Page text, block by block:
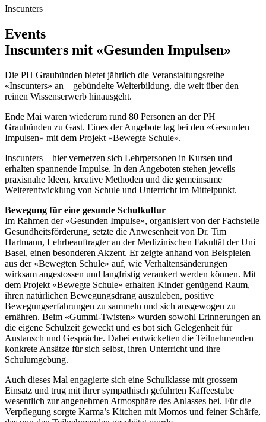
Inscunters
Events
Inscunters mit «Gesunden Impulsen»
Die PH Graubünden bietet jährlich die Veranstaltungsreihe
«Inscunters» an – gebündelte Weiterbildung, die weit über den
reinen Wissenserwerb hinausgeht.
Ende Mai waren wiederum rund 80 Personen an der PH
Graubünden zu Gast. Eines der Angebote lag bei den «Gesunden
Impulsen» mit dem Projekt «Bewegte Schule».
Inscunters – hier vernetzen sich Lehrpersonen in Kursen und
erhalten spannende Impulse. In den Angeboten stehen jeweils
praxisnahe Ideen, kreative Methoden und die gemeinsame
Weiterentwicklung von Schule und Unterricht im Mittelpunkt.
Bewegung für eine gesunde Schulkultur
Im Rahmen der «Gesunden Impulse», organisiert von der Fachstelle
Gesundheitsförderung, setzte die Anwesenheit von Dr. Tim
Hartmann, Lehrbeauftragter an der Medizinischen Fakultät der Uni
Basel, einen besonderen Akzent. Er zeigte anhand von Beispielen
aus der «Bewegten Schule» auf, wie Verhaltensänderungen
wirksam angestossen und langfristig verankert werden können. Mit
dem Projekt «Bewegte Schule» erhalten Kinder genügend Raum,
ihren natürlichen Bewegungsdrang auszuleben, positive
Bewegungserfahrungen zu sammeln und sich ausgewogen zu
ernähren. Beim «Gummi-Twisten» wurden sowohl Erinnerungen an
die eigene Schulzeit geweckt und es bot sich Gelegenheit für
Austausch und Gespräche. Dabei entwickelten die Teilnehmenden
konkrete Ansätze für sich selbst, ihren Unterricht und ihre
Schulumgebung.
Auch dieses Mal engagierte sich eine Schulklasse mit grossem
Einsatz und trug mit ihrer sympathisch geführten Kaffeestube
wesentlich zur angenehmen Atmosphäre des Anlasses bei. Für die
Verpflegung sorgte Karma’s Kitchen mit Momos und feiner Schärfe,